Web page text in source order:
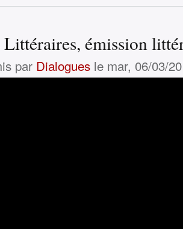
émission
par Dialoguesle mar, 06/03/